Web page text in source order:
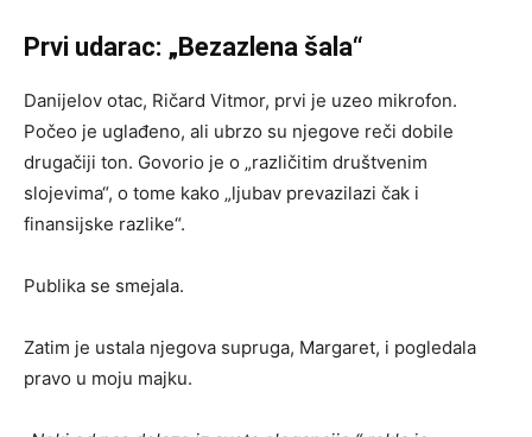
Prvi udarac: „Bezazlena šala“
Danijelov otac, Ričard Vitmor, prvi je uzeo mikrofon.
Počeo je uglađeno, ali ubrzo su njegove reči dobile
drugačiji ton. Govorio je o „različitim društvenim
slojevima“, o tome kako „ljubav prevazilazi čak i
finansijske razlike“.
Publika se smejala.
Zatim je ustala njegova supruga, Margaret, i pogledala
pravo u moju majku.